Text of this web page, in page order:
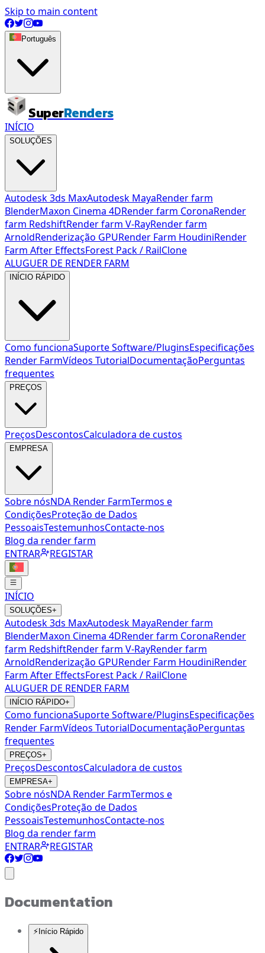
Skip to main content
Português
SuperRenders
INÍCIO
SOLUÇÕES
Autodesk 3ds MaxAutodesk MayaRender farm
BlenderMaxon Cinema 4DRender farm CoronaRender
farm RedshiftRender farm V-RayRender farm
ArnoldRenderização GPURender Farm HoudiniRender
Farm After EffectsForest Pack / RailClone
ALUGUER DE RENDER FARM
INÍCIO RÁPIDO
Como funcionaSuporte Software/PluginsEspecificações
Render FarmVídeos TutorialDocumentaçãoPerguntas
frequentes
PREÇOS
PreçosDescontosCalculadora de custos
EMPRESA
Sobre nósNDA Render FarmTermos e
CondiçõesProteção de Dados
PessoaisTestemunhosContacte-nos
Blog da render farm
ENTRAR
REGISTAR
INÍCIO
SOLUÇÕES+
Autodesk 3ds MaxAutodesk MayaRender farm
BlenderMaxon Cinema 4DRender farm CoronaRender
farm RedshiftRender farm V-RayRender farm
ArnoldRenderização GPURender Farm HoudiniRender
Farm After EffectsForest Pack / RailClone
ALUGUER DE RENDER FARM
INÍCIO RÁPIDO+
Como funcionaSuporte Software/PluginsEspecificações
Render FarmVídeos TutorialDocumentaçãoPerguntas
frequentes
PREÇOS+
PreçosDescontosCalculadora de custos
EMPRESA+
Sobre nósNDA Render FarmTermos e
CondiçõesProteção de Dados
PessoaisTestemunhosContacte-nos
Blog da render farm
ENTRAR
REGISTAR
Documentation
⚡ Início Rápido